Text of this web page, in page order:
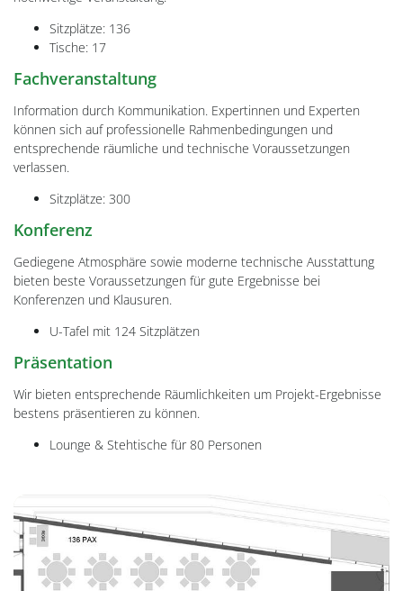
Sitzplätze: 136
Tische: 17
Fachveranstaltung
Information durch Kommunikation. Expertinnen und Experten
können sich auf professionelle Rahmenbedingungen und
entsprechende räumliche und technische Voraussetzungen
verlassen.
Sitzplätze: 300
Konferenz
Gediegene Atmosphäre sowie moderne technische Ausstattung
bieten beste Voraussetzungen für gute Ergebnisse bei
Konferenzen und Klausuren.
U-Tafel mit 124 Sitzplätzen
Präsentation
Wir bieten entsprechende Räumlichkeiten um Projekt-Ergebnisse
bestens präsentieren zu können.
Lounge & Stehtische für 80 Personen